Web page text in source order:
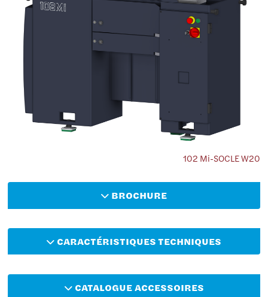
102 Mi-SOCLE W20
BROCHURE
CARACTÉRISTIQUES TECHNIQUES
CATALOGUE ACCESSOIRES